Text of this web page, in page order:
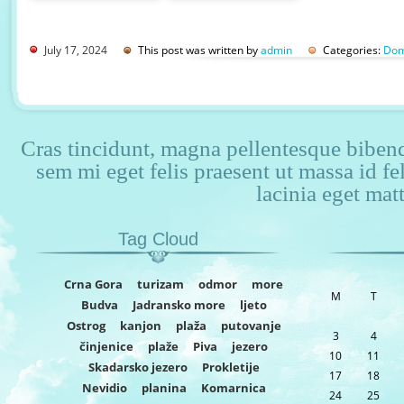
July 17, 2024 This post was written byadmin Categories:
Cras tincidunt, magna pellentesque
sem mi eget felis praesent ut massa id
lacinia eget
Tag Cloud
Crna Gora turizam odmor
more
Budva
Jadransko more
ljeto
Ostrog
kanjon plaža
putovanje
činjenice
plaže Piva
jezero
Skadarsko jezero
Prokletije
Nevidio
planina Komarnica
M T
3
4
10
11
17
18
24
25